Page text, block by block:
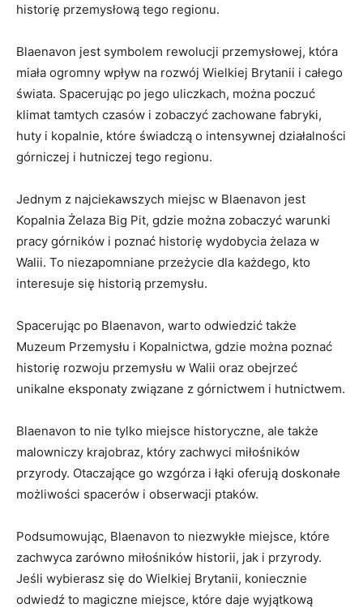
historię przemysłową ⁤tego regionu.
Blaenavon jest symbolem rewolucji przemysłowej, która
miała⁣ ogromny wpływ na rozwój Wielkiej Brytanii i całego
świata. Spacerując po jego uliczkach, ​można poczuć
klimat tamtych czasów i zobaczyć zachowane fabryki,
huty ‍i kopalnie,‌ które świadczą o intensywnej działalności
⁣górniczej ⁢i hutniczej tego regionu.
Jednym z⁣ najciekawszych ​miejsc w‌ Blaenavon jest
⁣Kopalnia Żelaza Big Pit, ⁢gdzie ‌można zobaczyć warunki⁣
pracy górników i ⁤poznać historię wydobycia ​żelaza w
Walii.‌ To niezapomniane⁣ przeżycie ⁢dla każdego,​ kto
⁢interesuje się historią ‌przemysłu.
Spacerując ​po Blaenavon, warto odwiedzić także
Muzeum⁢ Przemysłu i Kopalnictwa,‌ gdzie można ‌poznać
historię rozwoju ​przemysłu ​w Walii oraz obejrzeć
unikalne eksponaty⁤ związane z górnictwem i hutnictwem.
Blaenavon to nie tylko ‍miejsce historyczne, ale także
malowniczy ⁢krajobraz, który zachwyci miłośników‌
przyrody. Otaczające⁢ go wzgórza i łąki oferują⁣ doskonałe
możliwości spacerów i obserwacji ptaków.
Podsumowując, Blaenavon to ​niezwykłe miejsce, które
zachwyca zarówno miłośników historii, jak i przyrody.
Jeśli wybierasz się do Wielkiej‍ Brytanii, koniecznie⁤
odwiedź ⁢to magiczne miejsce, które daje⁣ wyjątkową